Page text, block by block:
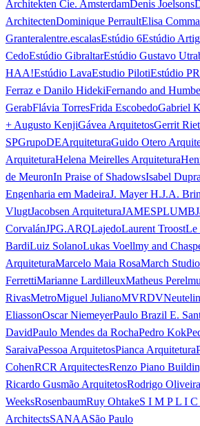
Architekten Cie. AmsterdamDenis Joelsons
ArchitectenDominique PerraultElisa
Granteralentre.escalasEstúdio 6Estúdio
CedoEstúdio GibraltarEstúdio Gustavo
HAA!Estúdio LavaEstudio PilotiEstúdio
Ferraz e Danilo HidekiFernando and
GerabFlávia TorresFrida EscobedoGabriel
+ Augusto KenjiGávea ArquitetosGerrit
SPGrupoDEArquiteturaGuido Otero
ArquiteturaHelena Meirelles Arquitetura
de MeuronIn Praise of ShadowsIsabel
Engenharia em MadeiraJ. Mayer H.J.A.
VlugtJacobsen ArquiteturaJAMESPLUMB
CorvalánJPG.ARQLajedoLaurent TroostLe
BardiLuiz SolanoLukas Voellmy and
ArquiteturaMarcelo Maia RosaMarch Studio
FerrettiMarianne LardilleuxMatheus
RivasMetroMiguel JulianoMVRDV
EliassonOscar NiemeyerPaulo Brazil E.
DavidPaulo Mendes da RochaPedro Kok
SaraivaPessoa ArquitetosPianca Arquitetura
CohenRCR ArquitectesRenzo Piano
Ricardo Gusmão ArquitetosRodrigo
WeeksRosenbaumRuy OhtakeS I M P L I
ArchitectsSANAASão Paulo